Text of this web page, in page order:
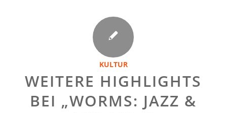
KULTUR
WEITERE HIGHLIGHTS
BEI „WORMS: JAZZ &